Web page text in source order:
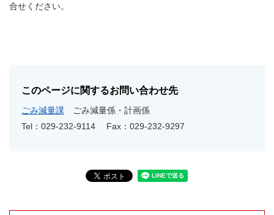
合せください。
このページに関するお問い合わせ先
ごみ減量課
ごみ減量係・計画係
Tel：029-232-9114
Fax：029-232-9297